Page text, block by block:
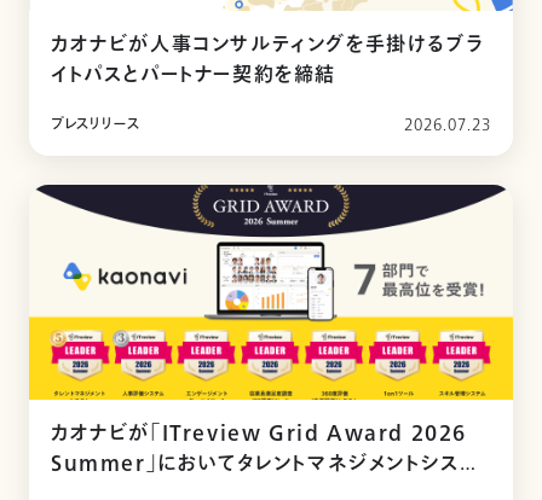
カオナビが人事コンサルティングを手掛けるブラ
イトパスとパートナー契約を締結
プレスリリース 2026.07.23
カオナビが「ITreview Grid Award 2026
Summer」においてタレントマネジメントシステ